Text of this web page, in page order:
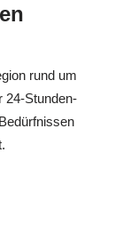
rund um
24-Stunden-